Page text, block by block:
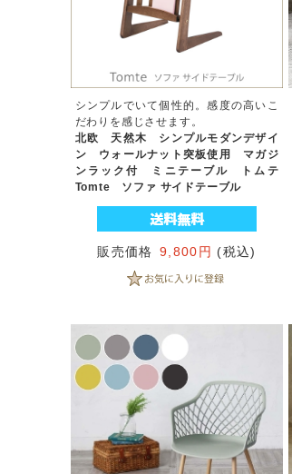
シンプルでいて個性的。感度の高いこ
だわりを感じさせます。
北欧 天然木 シンプルモダンデザイ
ン ウォールナット突板使用 マガジ
ンラック付 ミニテーブル トムテ
Tomte ソファ サイドテーブル
販売価格 9,800円 (税込)